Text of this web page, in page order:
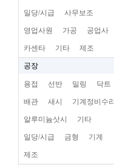
일당/시급 사무보조
영업사원 가공 공업사
카센타 기타 제조
공장
용접 선반 밀링 닥트
배관 새시 기계정비수리
알루미늄삿시 기타
일당/시급 금형 기계
제조